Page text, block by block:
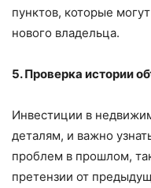
пунктов, которые
нового владельца.
5. Проверка истории
Инвестиции в
деталям, и важно
проблем в прошлом,
претензии от